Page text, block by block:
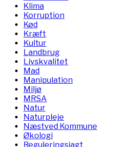
Klima
Korruption
Kød
Kræft
Kultur
Landbrug
Livskvalitet
Mad
Manipulation
Miljø
MRSA
Natur
Naturpleje
Næstved Kommune
Økologi
Reguleringsjagt